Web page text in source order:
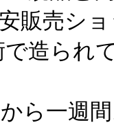
販売シ
で造られ
ら一週